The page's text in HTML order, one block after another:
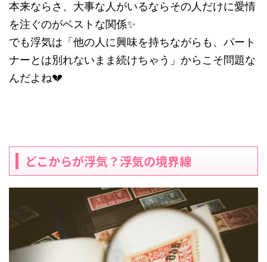
本来ならさ、大事な人がいるならその人だけに愛情
を注ぐのがベストな関係✨
でも浮気は「他の人に興味を持ちながらも、パート
ナーとは別れないまま続けちゃう」からこそ問題な
んだよね💔
どこからが浮気？浮気の境界線